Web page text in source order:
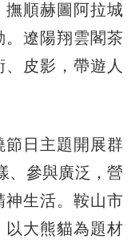
撫順赫圖阿拉城
。遼陽翔雲閣茶
皮影，帶遊人
日主題開展群
、參與廣泛，營
神生活。鞍山市
以大熊貓為題材